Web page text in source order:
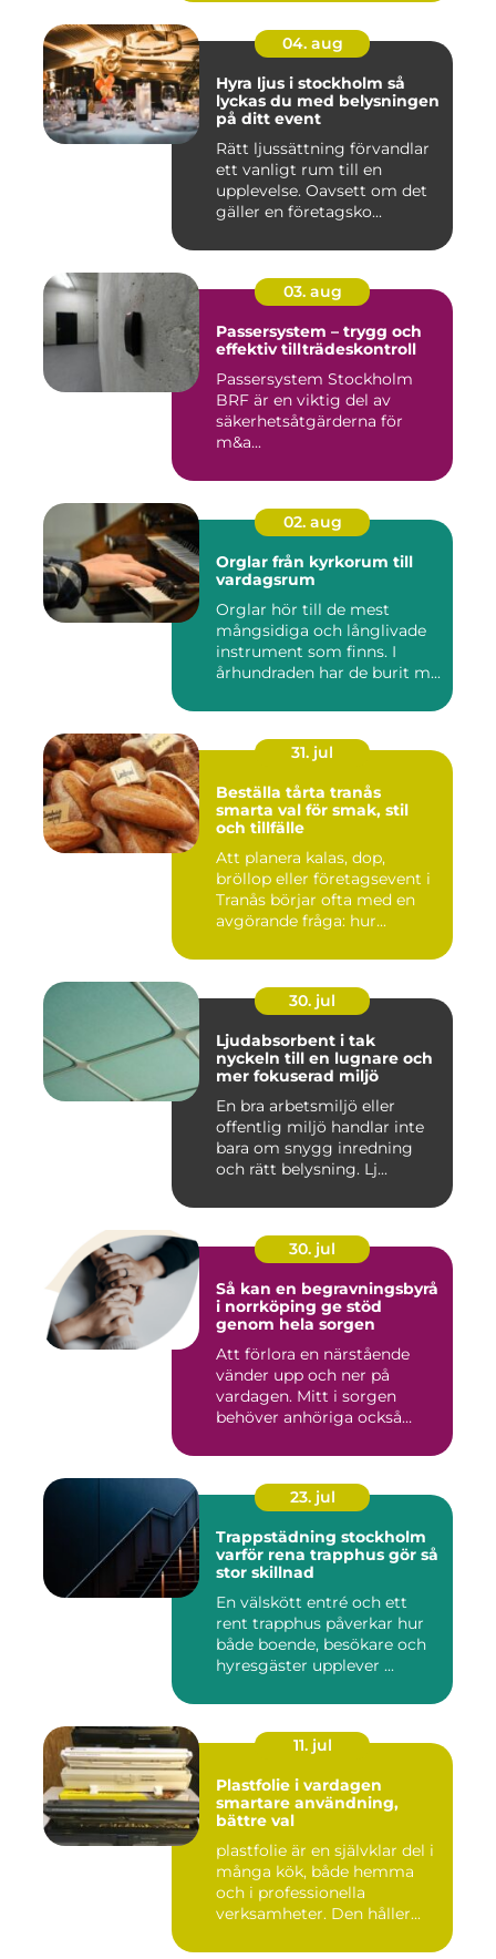
04. aug
Hyra ljus i stockholm så
lyckas du med belysningen
på ditt event
Rätt ljussättning förvandlar
ett vanligt rum till en
upplevelse. Oavsett om det
gäller en företagsko...
03. aug
Passersystem – trygg och
effektiv tillträdeskontroll
Passersystem Stockholm
BRF är en viktig del av
säkerhetsåtgärderna för
m&a...
02. aug
Orglar från kyrkorum till
vardagsrum
Orglar hör till de mest
mångsidiga och långlivade
instrument som finns. I
århundraden har de burit m...
31. jul
Beställa tårta tranås
smarta val för smak, stil
och tillfälle
Att planera kalas, dop,
bröllop eller företagsevent i
Tranås börjar ofta med en
avgörande fråga: hur...
30. jul
Ljudabsorbent i tak
nyckeln till en lugnare och
mer fokuserad miljö
En bra arbetsmiljö eller
offentlig miljö handlar inte
bara om snygg inredning
och rätt belysning. Lj...
30. jul
Så kan en begravningsbyrå
i norrköping ge stöd
genom hela sorgen
Att förlora en närstående
vänder upp och ner på
vardagen. Mitt i sorgen
behöver anhöriga också
23. jul
Trappstädning stockholm
varför rena trapphus gör så
stor skillnad
En välskött entré och ett
rent trapphus påverkar hur
både boende, besökare och
hyresgäster upplever ...
11. jul
Plastfolie i vardagen
smartare användning,
bättre val
plastfolie är en självklar del i
många kök, både hemma
och i professionella
verksamheter. Den håller...